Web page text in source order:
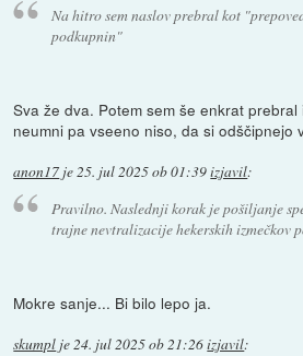
Na hitro sem naslov prebral kot
podkupnin"
Sva že dva. Potem sem še enkrat
neumni pa vseeno niso, da si odščipnejo
anon17 je25. jul 2025 ob 01:39izjavil:
Pravilno. Naslednji korak je pošiljanje
trajne nevtralizacije hekerskih izmečkov
Mokre sanje... Bi bilo lepo ja.
skumpl je 24. jul 2025 ob 21:26izjavil: